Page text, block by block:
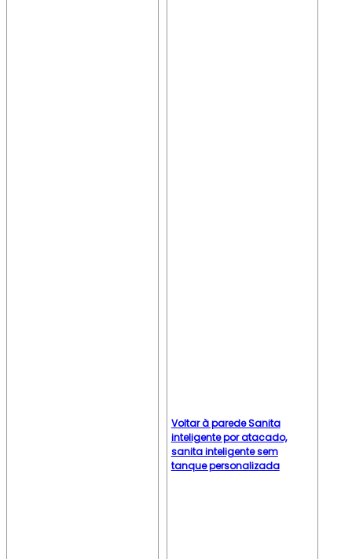
Voltar à parede Sanita
inteligente por atacado,
sanita inteligente sem
tanque personalizada